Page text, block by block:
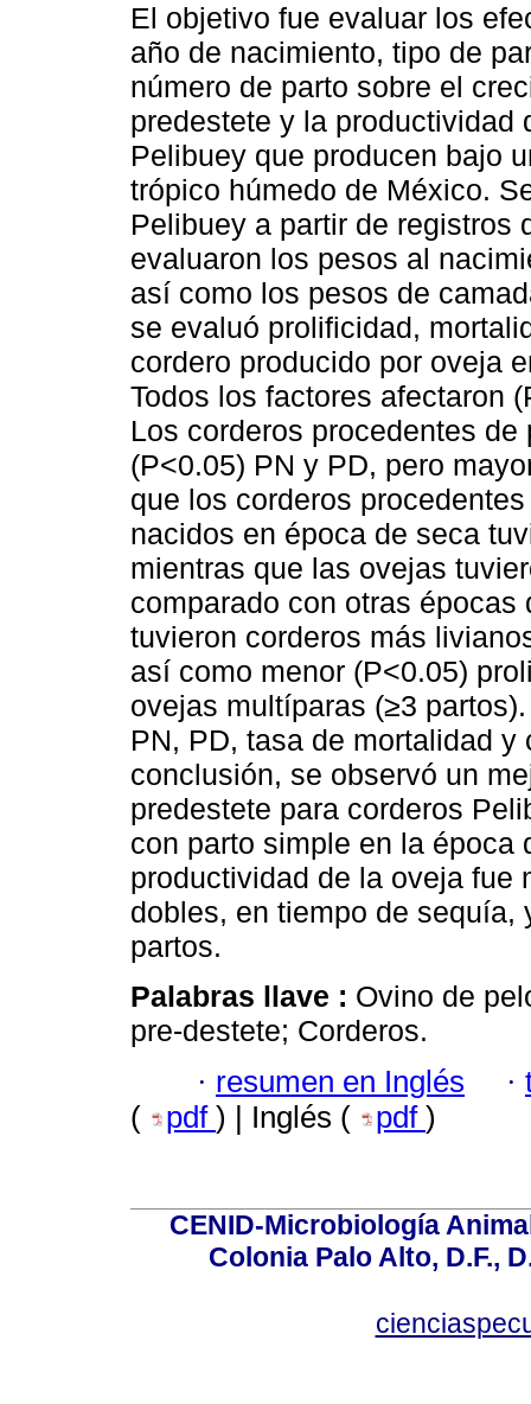
El objetivo fue evaluar los
año de nacimiento, tipo de
número de parto sobre el
predestete y la productividad
Pelibuey que producen bajo
trópico húmedo de México.
Pelibuey a partir de registros
evaluaron los pesos al
así como los pesos de
se evaluó prolificidad,
cordero producido por oveja
Todos los factores afectaron
Los corderos procedentes
(P<0.05) PN y PD, pero
que los corderos
nacidos en época de seca
mientras que las ovejas
comparado con otras
tuvieron corderos más
así como menor (P<0.05)
ovejas multíparas (≥3
PN, PD, tasa de mortalidad
conclusión, se observó un
predestete para corderos
con parto simple en la época
productividad de la oveja fue
dobles, en tiempo de sequía,
partos.
Palabras llave : Ovino de
pre-destete; Corderos.
· resumen en Inglés ·
(
pdf ) | Inglés ( pdf )
CENID-Microbiología
Colonia Palo Alto, D.F.,